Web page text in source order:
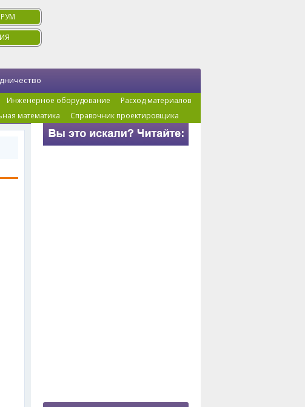
Инженерное оборудование
Расход материалов
математика Справочник проектировщика